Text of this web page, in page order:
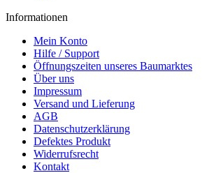
Informationen
Mein Konto
Hilfe / Support
Öffnungszeiten unseres Baumarktes
Über uns
Impressum
Versand und Lieferung
AGB
Datenschutzerklärung
Defektes Produkt
Widerrufsrecht
Kontakt